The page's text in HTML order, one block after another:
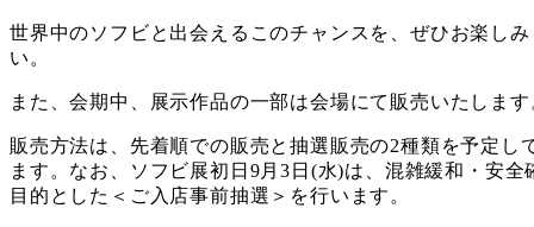
世界中のソフビと出会えるこのチャンスを、ぜひお楽し
い。
また、会期中、展示作品の一部は会場にて販売いたします
販売方法は、先着順での販売と抽選販売の2種類を予定し
ます。なお、ソフビ展初日9月3日(水)は、混雑緩和・安全
目的とした＜ご入店事前抽選＞を行います。